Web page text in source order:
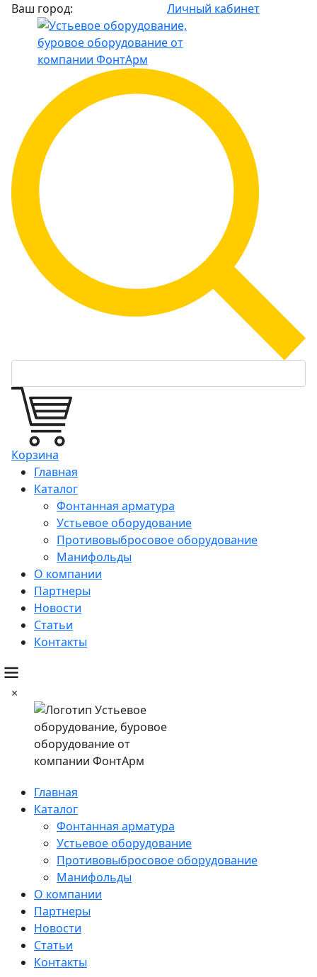
Ваш город: Личный кабинет
Корзина
Главная
Каталог
Фонтанная арматура
Устьевое оборудование
Противовыбросовое оборудование
Манифольды
О компании
Партнеры
Новости
Статьи
Контакты
×
Главная
Каталог
Фонтанная арматура
Устьевое оборудование
Противовыбросовое оборудование
Манифольды
О компании
Партнеры
Новости
Статьи
Контакты